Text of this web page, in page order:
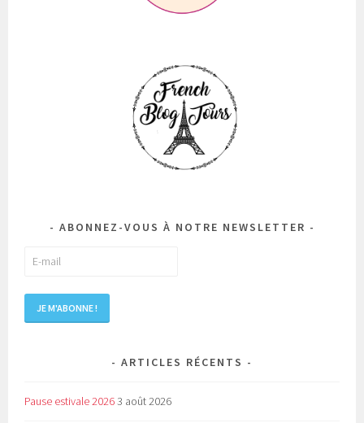
ABONNEZ-VOUS À NOTRE NEWSLETTER
ARTICLES RÉCENTS
Pause estivale 20263 août 2026